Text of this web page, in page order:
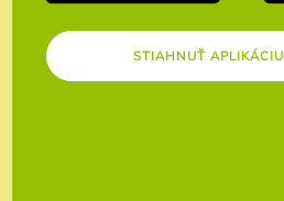
STIAHNUŤ APLIKÁCIU